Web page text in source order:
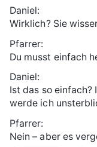
Daniel:
Wirklich? Sie
Pfarrer:
Du musst einfach
Daniel:
Ist das so einfach?
werde ich
Pfarrer:
Nein – aber es